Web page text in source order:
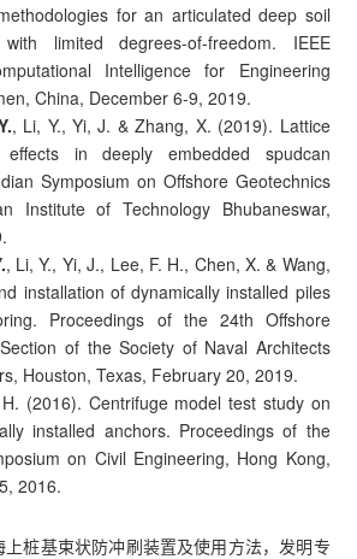
for an articulated deep soil
limited degrees-of-freedom. IEEE
Intelligence for Engineering
China, December 6-9, 2019.
, Li, Y., Yi, J. & Zhang, X. (2019). Lattice
effects in deeply embedded spudcan
Symposium on Offshore Geotechnics
Institute of Technology Bhubaneswar,
, Li, Y., Yi, J., Lee, F. H., Chen, X. & Wang,
installation of dynamically installed piles
Proceedings of the 24th Offshore
of the Society of Naval Architects
Houston, Texas, February 20, 2019.
(2016). Centrifuge model test study on
installed anchors. Proceedings of the
on Civil Engineering, Hong Kong,
2016.
上桩基束状防冲刷装置及使用方法，发明专